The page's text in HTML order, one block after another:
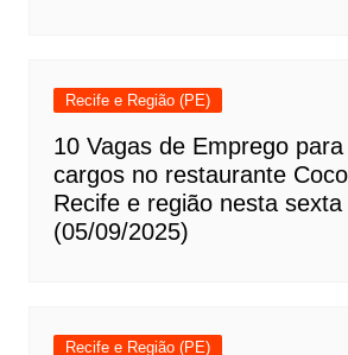
Recife e Região (PE)
10 Vagas de Emprego
cargos no restaurante
Recife e região nesta sexta
(05/09/2025)
Recife e Região (PE)